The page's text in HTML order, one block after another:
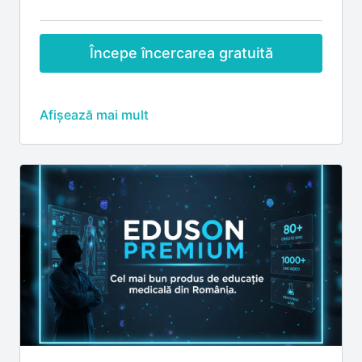
Începe încercarea gratuită
Abonamentul Eduson Premium include:
Credite EMC
Credite EMC acordate pentru participarea la
fiecărui eveniment
Interacțiune live cu lectorii
Discuții și sesiuni de întrebări–răspuns în timpul
webinariilor live
Participare la întâlniri și sesiuni live cu lectorii
Eduson
📺Acces complet la conținut
Acces la înregistrările tuturor webinariilor incluse
în abonament
Vizualizare nelimitată, oricând și de oriunde
📈Dezvoltare profesională